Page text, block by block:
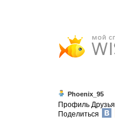
Phoenix_95
Профиль Друзья
Поделиться